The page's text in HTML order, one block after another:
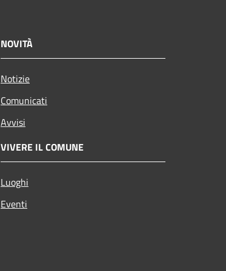
NOVITÀ
Notizie
Comunicati
Avvisi
VIVERE IL COMUNE
Luoghi
Eventi